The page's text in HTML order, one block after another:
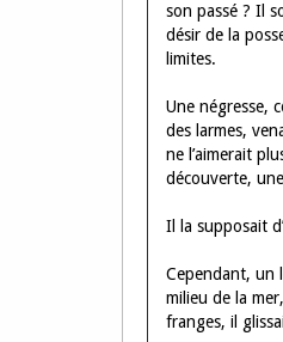
son passé ? Il
désir de la
limites.
Une négresse,
des larmes,
ne l’aimerait
découverte,
Il la supposait
Cependant, un
milieu de la
franges, il